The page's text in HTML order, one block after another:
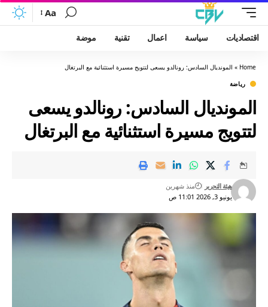
Aa
اقتصاديات سياسة اعمال تقنية موضة
Home
» المونديال السادس: رونالدو يسعى لتتويج مسيرة استثنائية مع البرتغال
رياضة
المونديال السادس: رونالدو يسعى
لتتويج مسيرة استثنائية مع البرتغال
يونيو 3, 2026 11:01 ص
هيئة التحرير منذ شهرين